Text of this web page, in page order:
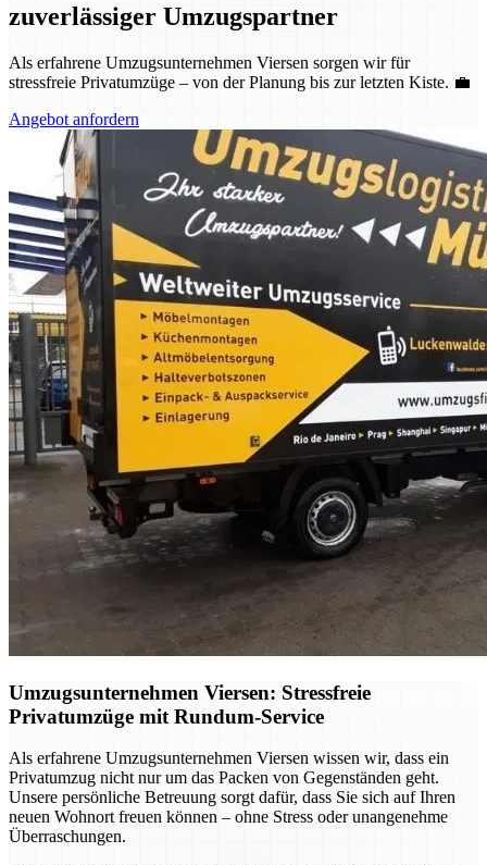
zuverlässiger Umzugspartner
Als erfahrene Umzugsunternehmen Viersen sorgen wir für
stressfreie Privatumzüge – von der Planung bis zur letzten Kiste. 💼
Angebot anfordern
Umzugsunternehmen Viersen: Stressfreie
Privatumzüge mit Rundum-Service
Als erfahrene Umzugsunternehmen Viersen wissen wir, dass ein
Privatumzug nicht nur um das Packen von Gegenständen geht.
Unsere persönliche Betreuung sorgt dafür, dass Sie sich auf Ihren
neuen Wohnort freuen können – ohne Stress oder unangenehme
Überraschungen.